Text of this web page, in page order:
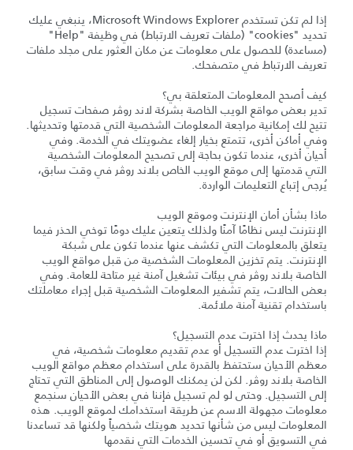
إذا لم تكن تستخدم Microsoft Windows Explorer، ينبغي عليك
تحديد "cookies" (ملفات تعريف الارتباط) في وظيفة "Help"
(مساعدة) للحصول على معلومات عن مكان العثور على مجلد ملفات
تعريف الارتباط في متصفحك.
كيف أصحح المعلومات المتعلقة بي؟
تدير بعض مواقع الويب الخاصة بشركة لاند روڤر صفحات تسجيل
تتيح لك إمكانية مراجعة المعلومات الشخصية التي قدمتها وتحديثها.
وفي أماكن أخرى، تتمتع بخيار إلغاء عضويتك في الخدمة. وفي
أحيان أخرى، عندما تكون بحاجة إلى تصحيح المعلومات الشخصية
التي قدمتها إلى موقع الويب الخاص بلاند روڤر في وقت سابق،
يُرجى إتباع التعليمات الواردة.
ماذا بشأن أمان الإنترنت وموقع الويب
الإنترنت ليس نظامًا آمنًا ولذلك يتعين عليك دومًا توخي الحذر فيما
يتعلق بالمعلومات التي تكشف عنها عندما تكون على شبكة
الإنترنت. يتم تخزين المعلومات الشخصية من قبل مواقع الويب
الخاصة بلاند روڤر في بيئات تشغيل آمنة غير متاحة للعامة. وفي
بعض الحالات، يتم تشفير المعلومات الشخصية قبل إجراء معاملتك
باستخدام تقنية آمنة ملائمة.
ماذا يحدث إذا اخترت عدم التسجيل؟
إذا اخترت عدم التسجيل أو عدم تقديم معلومات شخصية، في
معظم الأحيان ستحتفظ بالقدرة على استخدام معظم مواقع الويب
الخاصة بلاند روڤر. لكن لن يمكنك الوصول إلى المناطق التي تحتاج
إلى التسجيل. وحتى لو لم تسجيل فإننا في بعض الأحيان سنجمع
معلومات مجهولة الاسم عن طريقة استخدامك لموقع الويب. هذه
المعلومات ليس من شأنها تحديد هويتك شخصياً ولكنها قد تساعدنا
في التسويق أو في تحسين الخدمات التي نقدمها